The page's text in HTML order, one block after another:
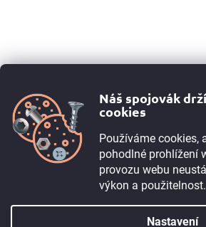
Náš spojovák
cookies
Používáme cookies,
pohodlné prohlížení
provozu webu
výkon a použitelnost.
Nastavení